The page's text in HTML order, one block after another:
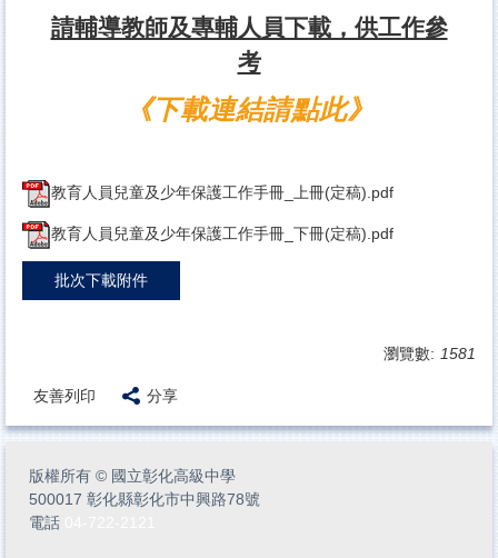
請輔導教師及專輔人員下載，供工作參
考
《下載連結請點此》
教育人員兒童及少年保護工作手冊_上冊(定稿).pdf
教育人員兒童及少年保護工作手冊_下冊(定稿).pdf
批次下載附件
瀏覽數: 1581
友善列印 分享
版權所有 © 國立彰化高級中學
500017 彰化縣彰化市中興路78號
電話